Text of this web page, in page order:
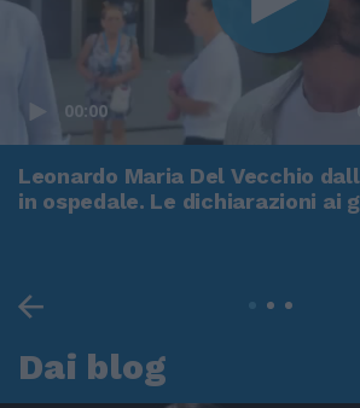
00:00
Leonardo Maria Del Vecchio
in ospedale. Le dichiarazioni ai
Dai blog